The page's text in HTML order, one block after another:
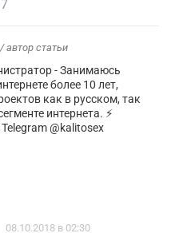
/ автор статьи
- Занимаюсь
более 10 лет,
как в русском, так
интернета. ⚡️
@kalitosex
08.10.2018 в 02:30